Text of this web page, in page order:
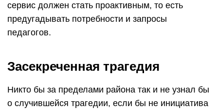
сервис должен стать проактивным, то есть
предугадывать потребности и запросы
педагогов.
Засекреченная трагедия
Никто бы за пределами района так и не узнал бы
о случившейся трагедии, если бы не инициатива